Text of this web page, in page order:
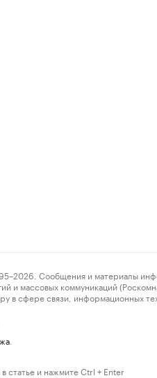
Сообщения и материалы
и массовых коммуникаций
в сфере связи, информационных
статье и нажмите Ctrl + Enter